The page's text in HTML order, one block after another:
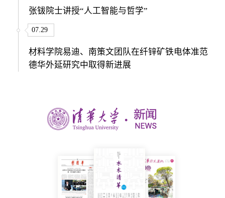
张钹院士讲授“人工智能与哲学”
07.29
材料学院易迪、南策文团队在纤锌矿铁电体准范
德华外延研究中取得新进展